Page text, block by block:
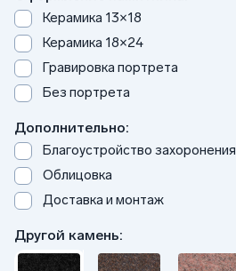
Керамика 13×18
Керамика 18×24
Гравировка портрета
Без портрета
Дополнительно:
Благоустройство захоронения
Облицовка
Доставка и монтаж
Другой камень: